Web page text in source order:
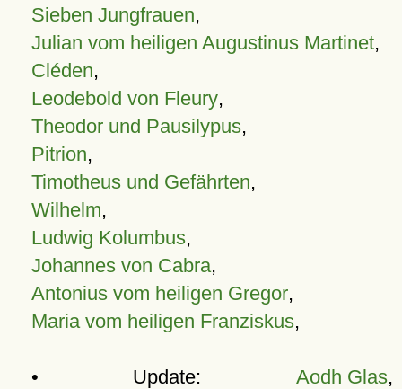
Sieben Jungfrauen,
Julian vom heiligen Augustinus Martinet,
Cléden,
Leodebold von Fleury,
Theodor und Pausilypus,
Pitrion,
Timotheus und Gefährten,
Wilhelm,
Ludwig Kolumbus,
Johannes von Cabra,
Antonius vom heiligen Gregor,
Maria vom heiligen Franziskus,
• Update: Aodh Glas,